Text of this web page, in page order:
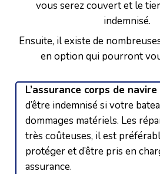
vous serez couvert et le
indemnisé.
Ensuite, il existe de
en option qui pourront
L’assurance corps de navire
d’être indemnisé si votre
dommages matériels. Les
très coûteuses, il est
protéger et d’être pris en
assurance.